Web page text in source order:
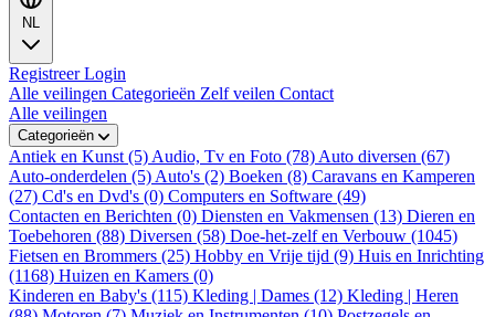
NL
RegistreerLogin
Alle veilingen Categorieën Zelf veilen Contact
Alle veilingen
Categorieën
Antiek en Kunst (5) Audio, Tv en Foto (78) Auto diversen (67)
Auto-onderdelen (5) Auto's (2) Boeken (8) Caravans en Kamperen
(27) Cd's en Dvd's (0) Computers en Software (49)
Contacten en Berichten (0) Diensten en Vakmensen (13) Dieren en
Toebehoren (88) Diversen (58) Doe-het-zelf en Verbouw (1045)
Fietsen en Brommers (25) Hobby en Vrije tijd (9) Huis en Inrichting
(1168) Huizen en Kamers (0)
Kinderen en Baby's (115) Kleding | Dames (12) Kleding | Heren